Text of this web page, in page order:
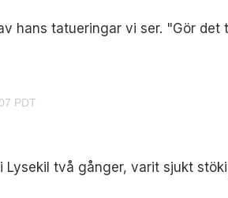
hans tatueringar vi ser. "Gör det
PDT
Lysekil två gånger, varit sjukt